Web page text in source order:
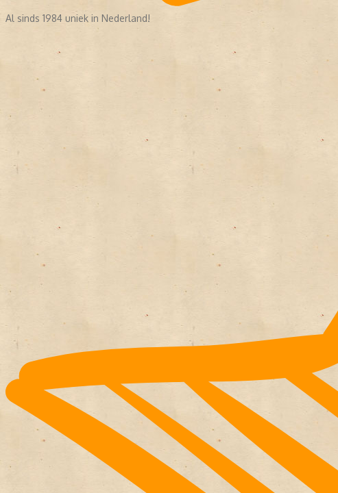
Al sinds 1984 uniek in Nederland!